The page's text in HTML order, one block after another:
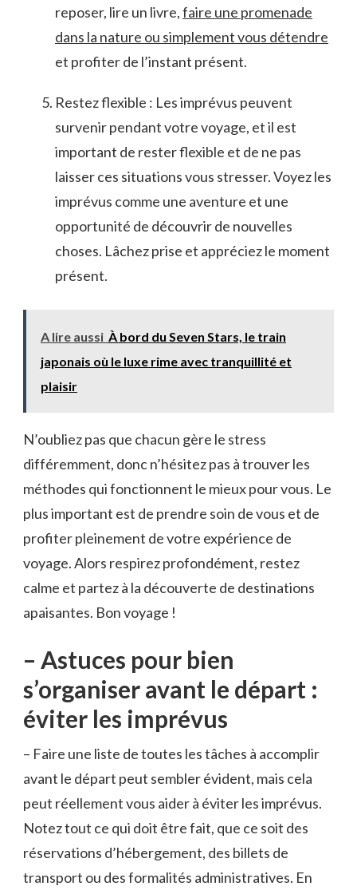
reposer, lire un livre,faire une ⁣promenade‍
dans la nature ou⁤ simplement vous détendre
et profiter de l’instant présent.
Restez flexible : Les imprévus peuvent
⁢survenir pendant votre voyage, et il est⁢
important de‌ rester⁢ flexible ⁣et de⁢ ne pas
laisser ces situations vous stresser. ⁣Voyez les
imprévus comme une ‍aventure et ⁤une
opportunité de découvrir de ‍nouvelles‌
choses. Lâchez⁣ prise ⁢et appréciez le moment
présent.
A lire aussi À bord du Seven Stars, le train
japonais où le luxe rime avec tranquillité et
plaisir
N’oubliez pas que chacun gère le‌ stress
différemment, donc n’hésitez pas à trouver​ les
méthodes qui fonctionnent​ le mieux pour vous. Le
‌plus important est⁤ de prendre soin de vous et de
profiter pleinement de votre expérience ‌de
voyage. ​Alors respirez profondément, restez⁣
calme‌ et partez⁤ à la ‌découverte ⁤de⁢ destinations
apaisantes. Bon voyage‍ !
– Astuces pour bien
s’organiser avant le départ :
éviter les imprévus
– Faire une liste de toutes les tâches à ‍accomplir
avant le départ peut ⁢sembler évident, ⁢mais cela
peut ​réellement vous aider à éviter les ‍imprévus.
Notez tout ce​ qui doit être fait, que ce soit des
réservations⁢ d’hébergement, des billets de
transport ou des formalités administratives. En